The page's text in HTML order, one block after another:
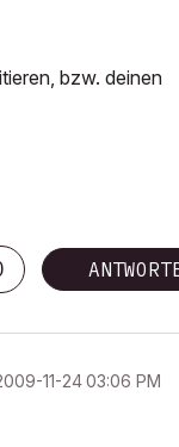
bzw. deinen
11-2403:06 PM